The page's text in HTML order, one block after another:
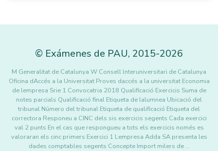
© Exámenes de PAU, 2015-2026
M Generalitat de Catalunya W Consell lnteruniversitari de Catalunya
Oficina dAccés a la Universitat Proves daccés a la universitat Economia
de lempresa Srie 1 Convocatria 2018 Qualificació Exercicis Suma de
notes parcials Qualificació final Etiqueta de lalumnea Ubicació del
tribunal Número del tribunal Etiqueta de qualificació Etiqueta del
correctora Responeu a CINC dels sis exercicis segents Cada exercici
val 2 punts En el cas que respongueu a tots els exercicis només es
valoraran els cinc primers Exercici 1 Lempresa Adda SA presenta les
dades comptables segents Concepte Import milers de …